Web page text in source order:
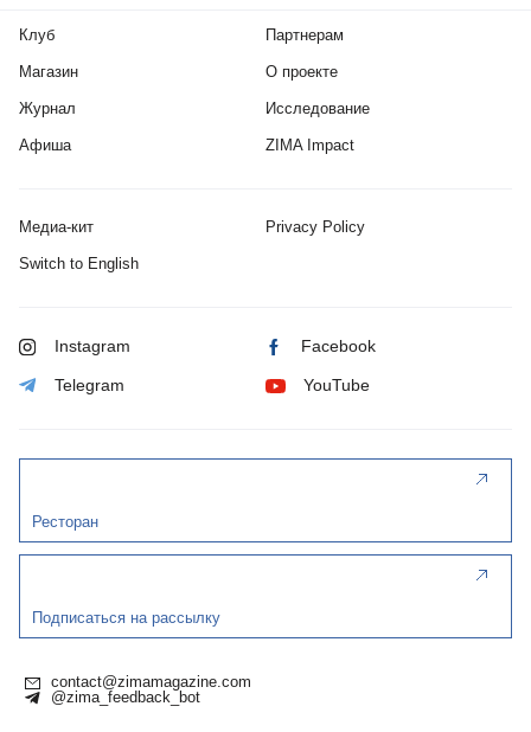
Клуб
Магазин
Журнал
Афиша
Партнерам
О проекте
Исследование
ZIMA Impact
Медиа-кит Privacy Policy
Switch to English
Instagram Facebook
Telegram YouTube
Ресторан
Подписаться на рассылку
contact@zimamagazine.com
@zima_feedback_bot